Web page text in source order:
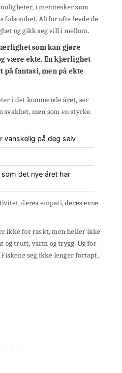
i mennesker som
følsomhet. Altfor ofte levde de
og gikk seg vill i mellom.
som kan gjøre
være ekte. En kjærlighet
på fantasi, men på ekte
i det kommende året, ser
svakhet, men som en styrke.
vanskelig på deg selv
det nye året har
deres empati, deres evne
ikke for raskt, men heller ikke
og trutt, varm og trygg. Og for
seg ikke lenger fortapt,